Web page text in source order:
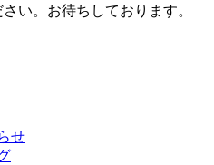
い。お待ちしております。
せ